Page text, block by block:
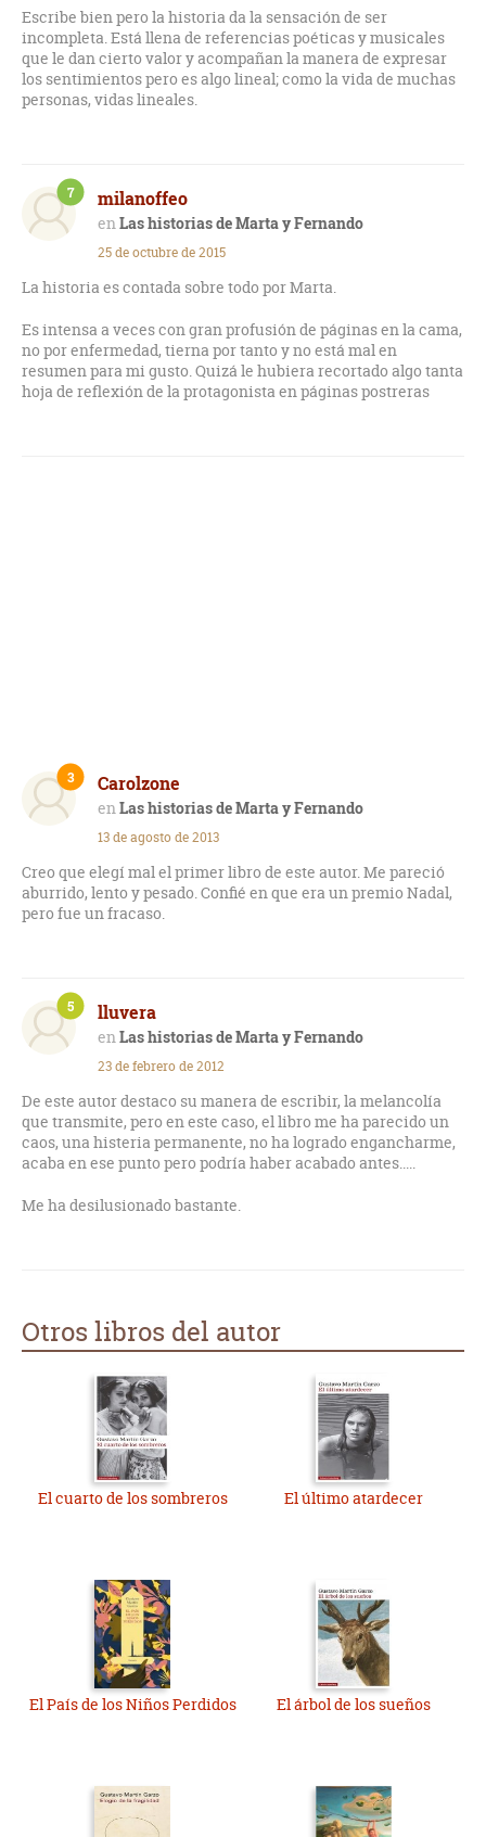
compilación de relatos que tienen como protagonista a este
par de individuos. Se supone que Marta y Fernando están
casados. Son una pareja joven en algún punto de la España de
los años 70 u 80. Pero sinceramente no me lo creo. Y es que
además de ir a cenar y follar no hacen nada más juntos.
Parecen más bien compañeros de piso con derecho a roce
profundamente estúpidas. Así que cuando terminas esta
lectura no puedes dejar de sentirte aliviado. Y es que el final
es igual que el principio, absurdo, abierto y abrupto.
En suma, Las historias de Marta y Fernando es una lectura
aburrida que muestra un tipo de relación irritante y estúpida
que hay que evitar emular. Y es que el tándem pija guapa e
intelectual fracasado está pasado de moda. Mi consejo es que
evitéis esta novela como si de la Peste se tratara. Da igual
cuál sea la historia de Marta y Fernando que te cuenten.
Seguro que te aburre tanto que consigue dormirte.
Escribe bien pero la historia da la sensación de ser
incompleta. Está llena de referencias poéticas y musicales
que le dan cierto valor y acompañan la manera de expresar
los sentimientos pero es algo lineal; como la vida de muchas
personas, vidas lineales.
milanoffeo
Las historias de Marta y Fernando
7
25 de octubre de 2015
La historia es contada sobre todo por Marta.
Es intensa a veces con gran profusión de páginas en la cama,
no por enfermedad, tierna por tanto y no está mal en
resumen para mi gusto. Quizá le hubiera recortado algo tanta
hoja de reflexión de la protagonista en páginas postreras
Carolzone
Las historias de Marta y Fernando
3
13 de agosto de 2013
Creo que elegí mal el primer libro de este autor. Me pareció
aburrido, lento y pesado. Confié en que era un premio Nadal,
pero fue un fracaso.
lluvera
Las historias de Marta y Fernando
5
23 de febrero de 2012
De este autor destaco su manera de escribir, la melancolía
que transmite, pero en este caso, el libro me ha parecido un
caos, una histeria permanente, no ha logrado engancharme,
acaba en ese punto pero podría haber acabado antes.....
Me ha desilusionado bastante.
Otros libros del autor
El cuarto de los sombreros El último atardecer
El País de los Niños Perdidos El árbol de los sueños